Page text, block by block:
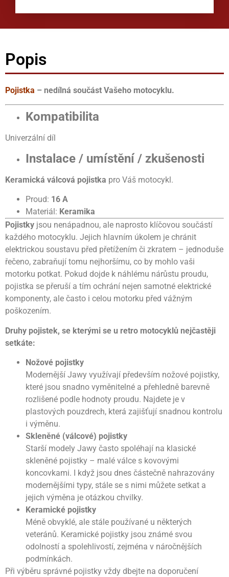
Popis
Pojistka – nedílná součást Vašeho motocyklu.
Kompatibilita
Univerzální díl
Instalace / umístění / zkušenosti
Keramická válcová pojistka pro Váš motocykl.
Proud: 16 A
Materiál: Keramika
Pojistky jsou nenápadnou, ale naprosto klíčovou součástí
každého motocyklu. Jejich hlavním úkolem je chránit
elektrickou soustavu před přetížením či zkratem – jednoduše
řečeno, zabraňují tomu nejhoršímu, co by mohlo vaši
motorku potkat. Pokud dojde k náhlému nárůstu proudu,
pojistka se přeruší a tím ochrání nejen samotné elektrické
komponenty, ale často i celou motorku před vážným
poškozením.
Druhy pojistek, se kterými se u retro motocyklů nejčastěji
setkáte:
Nožové pojistky
Modernější Jawy využívají především nožové pojistky,
které jsou snadno vyměnitelné a přehledně barevně
rozlišené podle hodnoty proudu. Najdete je v
plastových pouzdrech, která zajišťují snadnou kontrolu
i výměnu.
Skleněné (válcové) pojistky
Starší modely Jawy často spoléhají na klasické
skleněné pojistky – malé válce s kovovými
koncovkami. I když jsou dnes částečně nahrazovány
modernějšími typy, stále se s nimi můžete setkat a
jejich výměna je otázkou chvilky.
Keramické pojistky
Méně obvyklé, ale stále používané u některých
veteránů. Keramické pojistky jsou známé svou
odolností a spolehlivostí, zejména v náročnějších
podmínkách.
Při výběru správné pojistky vždy dbejte na doporučení